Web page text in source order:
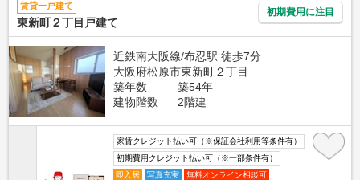
賃貸一戸建て
東新町２丁目戸建て
初期費用に注目
近鉄南大阪線/布忍駅 徒歩7分
大阪府松原市東新町２丁目
築年数
築54年
建物階数
2階建
家賃クレジット払い可（※保証会社利用等条件有）
初期費用クレジット払い可（※一部条件有）
即入居
写真充実 無料オンライン相談可